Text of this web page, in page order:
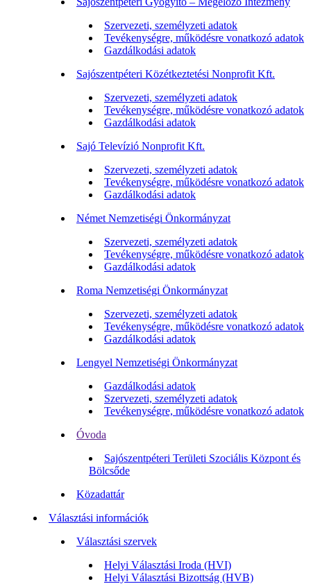
Szervezeti, személyzeti adatok
Tevékenységre, működésre vonatkozó adatok
Gazdálkodási adatok
Sajószentpéteri Közétkeztetési Nonprofit Kft.
Szervezeti, személyzeti adatok
Tevékenységre, működésre vonatkozó adatok
Gazdálkodási adatok
Sajó Televízió Nonprofit Kft.
Szervezeti, személyzeti adatok
Tevékenységre, működésre vonatkozó adatok
Gazdálkodási adatok
Német Nemzetiségi Önkormányzat
Szervezeti, személyzeti adatok
Tevékenységre, működésre vonatkozó adatok
Gazdálkodási adatok
Roma Nemzetiségi Önkormányzat
Szervezeti, személyzeti adatok
Tevékenységre, működésre vonatkozó adatok
Gazdálkodási adatok
Lengyel Nemzetiségi Önkormányzat
Gazdálkodási adatok
Szervezeti, személyzeti adatok
Tevékenységre, működésre vonatkozó adatok
Óvoda
Sajószentpéteri Területi Szociális Központ és
Bölcsőde
Közadattár
Választási információk
Választási szervek
Helyi Választási Iroda (HVI)
Helyi Választási Bizottság (HVB)